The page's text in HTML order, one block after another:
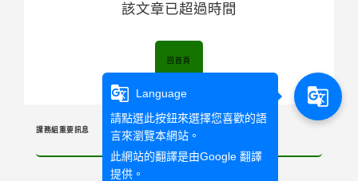
該文章已超過時間
回首頁
課務組重要訊息
g_translate
Language
請點選此按鈕來選擇您喜歡的語
言來瀏覽本網站。
此網站的翻譯是由Google 翻譯
提供。
g_translate